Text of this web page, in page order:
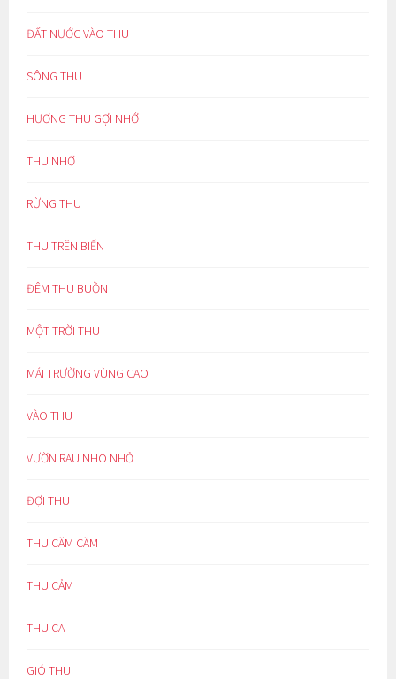
ĐẤT NƯỚC VÀO THU
SÔNG THU
HƯƠNG THU GỢI NHỚ
THU NHỚ
RỪNG THU
THU TRÊN BIỂN
ĐÊM THU BUỒN
MỘT TRỜI THU
MÁI TRƯỜNG VÙNG CAO
VÀO THU
VƯỜN RAU NHO NHỎ
ĐỢI THU
THU CĂM CĂM
THU CẢM
THU CA
GIÓ THU